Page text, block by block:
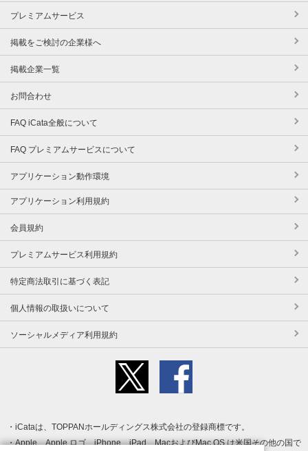
プレミアムサービス
掲載をご検討の企業様へ
掲載企業一覧
お問合わせ
FAQ iCata全般について
FAQ プレミアムサービスについて
アプリケーション動作環境
アプリケーション利用規約
会員規約
プレミアムサービス利用規約
特定商法取引に基づく表記
個人情報の取扱いについて
ソーシャルメディア利用規約
iCataは、TOPPANホールディングス株式会社の登録商標です。
Apple、Apple ロゴ、iPhone、iPad、MacおよびMac OS は米国その他の国で